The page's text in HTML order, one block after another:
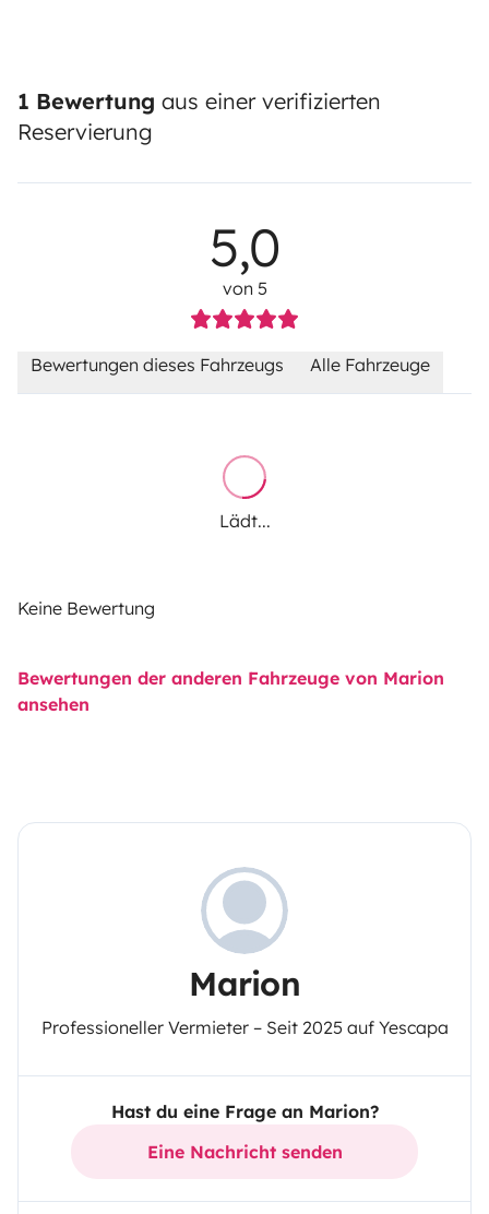
1 Bewertung aus einer verifizierten
Reservierung
5,0
von 5
Bewertungen dieses Fahrzeugs Alle Fahrzeuge
Lädt...
Keine Bewertung
Bewertungen der anderen Fahrzeuge von Marion
ansehen
Marion
Professioneller Vermieter – Seit 2025 auf Yescapa
Hast du eine Frage an Marion?
Eine Nachricht senden